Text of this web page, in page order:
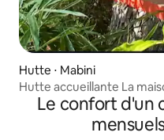
Hutte ⋅ Mabini
Hutte
Le confort d'un